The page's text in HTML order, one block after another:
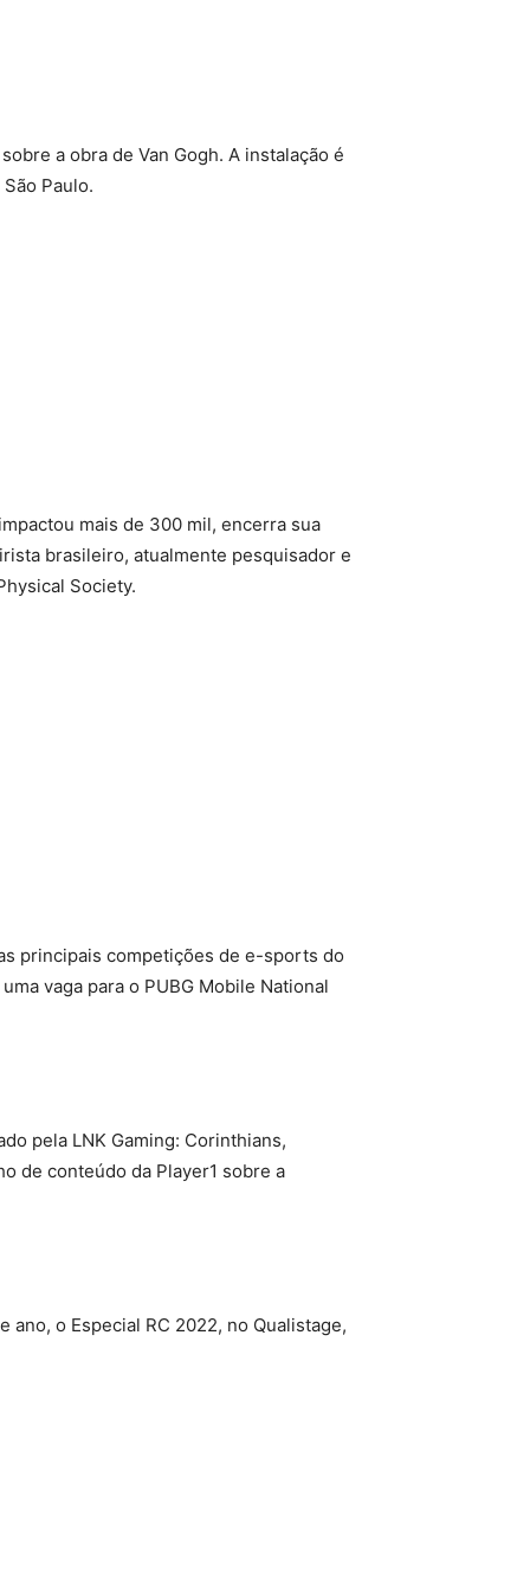
a obra de Van Gogh. A instalação é
Paulo.
mais de 300 mil, encerra sua
brasileiro, atualmente pesquisador e
Society.
principais competições de e-sports do
vaga para o PUBG Mobile National
pela LNK Gaming: Corinthians,
de conteúdo da Player1 sobre a
ano, o Especial RC 2022, no Qualistage,